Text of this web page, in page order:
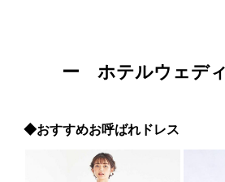
ー ホテルウェデ
◆おすすめお呼ばれドレス